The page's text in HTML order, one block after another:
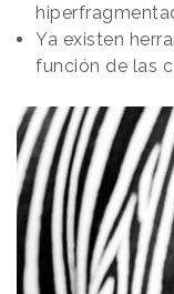
Ya existen
función de las